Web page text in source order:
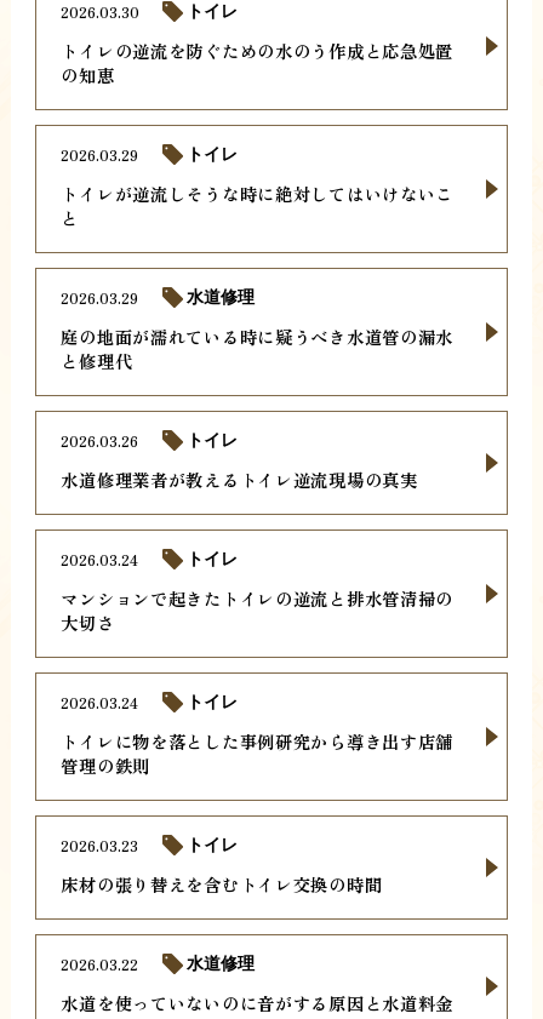
トイレの逆流を防ぐための水のう作成と応急処置
の知恵
2026.03.30 トイレ
トイレが逆流しそうな時に絶対してはいけないこ
と
2026.03.29 トイレ
庭の地面が濡れている時に疑うべき水道管の漏水
と修理代
2026.03.29 水道修理
水道修理業者が教えるトイレ逆流現場の真実
2026.03.26 トイレ
マンションで起きたトイレの逆流と排水管清掃の
大切さ
2026.03.24 トイレ
トイレに物を落とした事例研究から導き出す店舗
管理の鉄則
2026.03.24 トイレ
床材の張り替えを含むトイレ交換の時間
2026.03.23 トイレ
水道を使っていないのに音がする原因と水道料金
2026.03.22 水道修理